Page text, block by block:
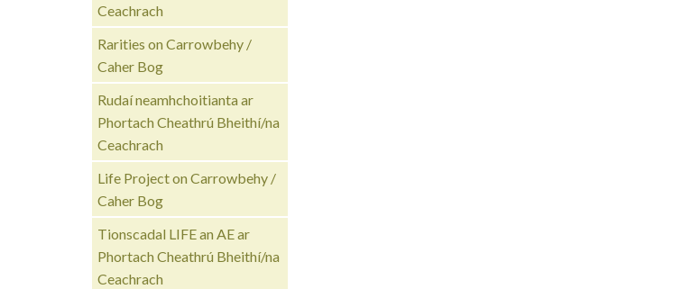
Ceachrach
Rarities on Carrowbehy /
Caher Bog
Rudaí neamhchoitianta ar
Phortach Cheathrú Bheithí/na
Ceachrach
Life Project on Carrowbehy /
Caher Bog
Tionscadal LIFE an AE ar
Phortach Cheathrú Bheithí/na
Ceachrach